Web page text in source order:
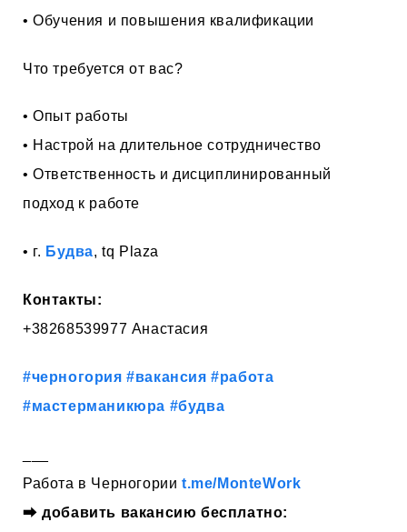
• Обучения и повышения квалификации
Что требуется от вас?
• Опыт работы
• Настрой на длительное сотрудничество
• Ответственность и дисциплинированный
подход к работе
• г. Будва, tq Plaza
Контакты:
+38268539977 Анастасия
#черногория #вакансия #работа
#мастерманикюра #будва
Работа в Черногории t.me/MonteWork
⮕добавить вакансию бесплатно: